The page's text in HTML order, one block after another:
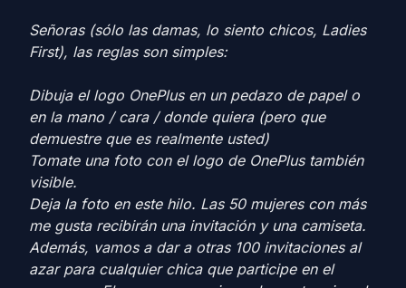
Señoras (sólo las damas, lo siento chicos, Ladies
First), las reglas son simples:
Dibuja el logo OnePlus en un pedazo de papel o
en la mano / cara / donde quiera (pero que
demuestre que es realmente usted)
Tomate una foto con el logo de OnePlus también
visible.
Deja la foto en este hilo. Las 50 mujeres con más
me gusta recibirán una invitación y una camiseta.
Además, vamos a dar a otras 100 invitaciones al
azar para cualquier chica que participe en el